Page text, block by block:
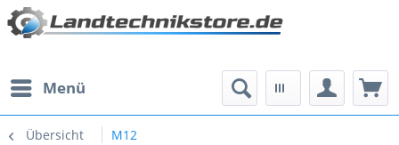
Menü
Übersicht M12